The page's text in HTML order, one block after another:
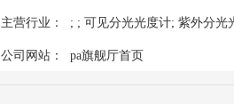
主营行业： ; ; 可见分光光度计; 紫外分光
公司网站： pa旗舰厅首页